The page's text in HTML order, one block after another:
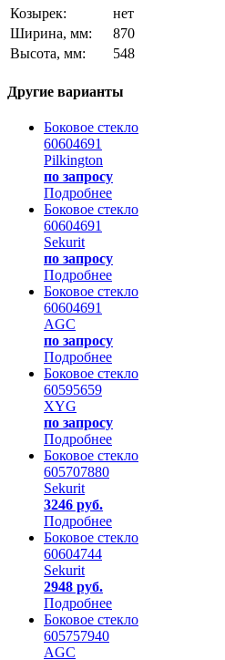
Козырек:
нет
Ширина, мм:
870
Высота, мм:
548
Другие варианты
Боковое стекло
60604691
Pilkington
по запросу
Подробнее
Боковое стекло
60604691
Sekurit
по запросу
Подробнее
Боковое стекло
60604691
AGC
по запросу
Подробнее
Боковое стекло
60595659
XYG
по запросу
Подробнее
Боковое стекло
605707880
Sekurit
3246 руб.
Подробнее
Боковое стекло
60604744
Sekurit
2948 руб.
Подробнее
Боковое стекло
605757940
AGC